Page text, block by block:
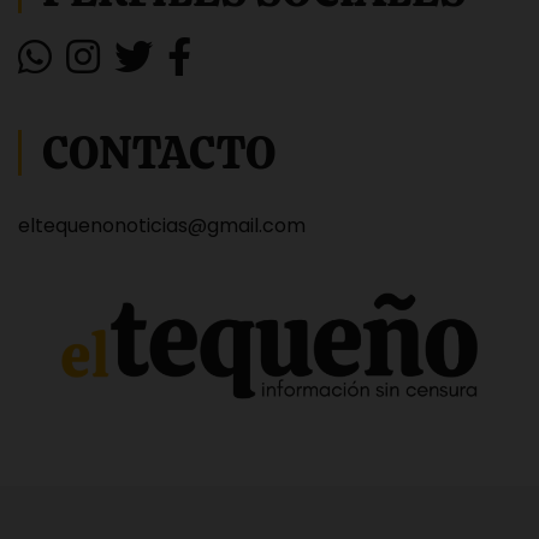
CONTACTO
eltequenonoticias@gmail.com